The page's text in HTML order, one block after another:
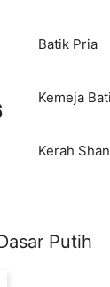
Batik Pria
Kemeja
Kerah
Putih